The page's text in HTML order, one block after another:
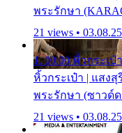
พระรักษา
21 views •
1. 00:00 หิ้วกระเป๋
หิ้วกระเป๋า | แสงสุ
พระรักษา (ซาวด์
21 views •